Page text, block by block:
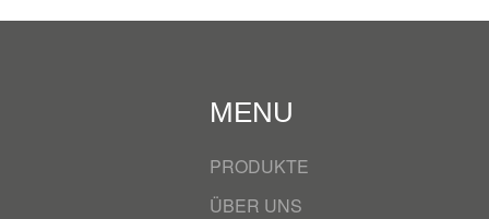
MENU
PRODUKTE
ÜBER UNS